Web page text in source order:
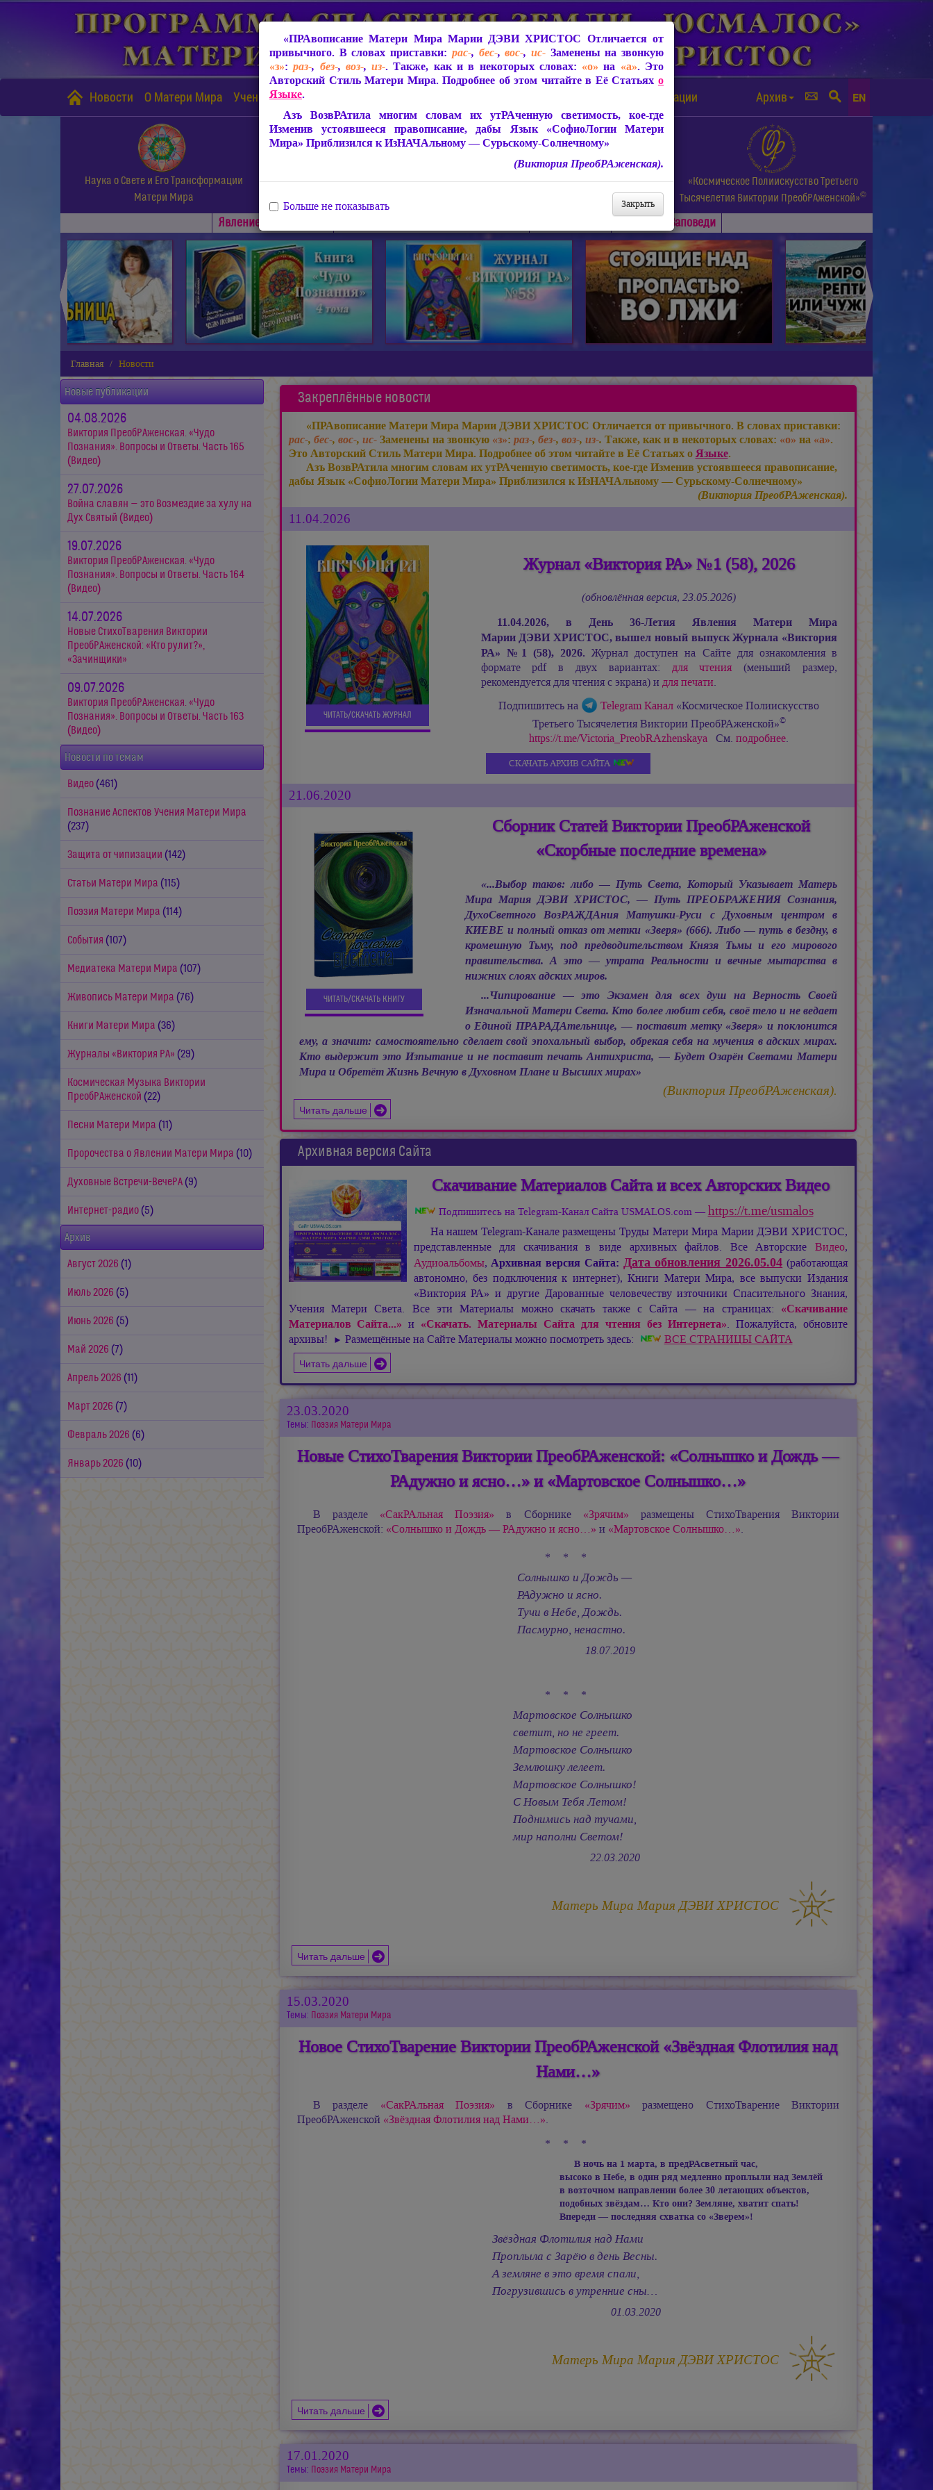
Новости О Матери Мира Учение Матери Мира Защита от чипизации Архив EN
Наука о Свете и Его Трансформации
Матери Мира
СофиоЛогия Матери Мира
Живое Слово Матери Мира.
Статьи, Книги, Видео, Аудио и др.
«Космическое Полиискусство Третьего
Тысячелетия Виктории ПреобРАженской»©
Явлениe Матери Мира Заповеди
◄ ►
Главная Новости
Новые публикации
04.08.2026
Виктория ПреобРАженская. «Чудо
Познания». Вопросы и Ответы. Часть 165
(Видео)
27.07.2026
Война славян — это Возмездие за хулу на
Дух Святый (Видео)
19.07.2026
Виктория ПреобРАженская. «Чудо
Познания». Вопросы и Ответы. Часть 164
(Видео)
14.07.2026
Новые СтихоТварения Виктории
ПреобРАженской: «Кто рулит?»,
«Зачинщики»
09.07.2026
Виктория ПреобРАженская. «Чудо
Познания». Вопросы и Ответы. Часть 163
(Видео)
Новости по темам
Видео (461)
Познание Аспектов Учения Матери Мира
(237)
Защита от чипизации (142)
Статьи Матери Мира (115)
Поэзия Матери Мира (114)
События (107)
Медиатека Матери Мира (107)
Живопись Матери Мира (76)
Книги Матери Мира (36)
Журналы «Виктория РА» (29)
Космическая Музыка Виктории
ПреобРАженской (22)
Песни Матери Мира (11)
Пророчества о Явлении Матери Мира (10)
Духовные Встречи-ВечеРА (9)
Интернет-радио (5)
Архив
Август 2026 (1)
Июль 2026 (5)
Июнь 2026 (5)
Май 2026 (7)
Апрель 2026 (11)
Март 2026 (7)
Февраль 2026 (6)
Январь 2026 (10)
Закреплённые новости
«ПРАвописание Матери МираМарии ДЭВИ ХРИСТОС Отличается от привычного. В словах приставки:
рас-, бес-, вос-, ис-Заменены на звонкую «з»: раз-, без-, воз-, из-. Также, как и в некоторых словах: «о» на «а».
Это Авторский Стиль Матери Мира. Подробнее об этом читайте в Её Статьях оЯзыке.
Азъ ВозвРАтила многим словам их утРАченную светимость, кое-где Изменив устоявшееся правописание,
дабы Язык «СофиоЛогии Матери Мира» Приблизился к ИзНАЧАльному — Сурьскому-Солнечному»
(Виктория ПреобРАженская).
11.04.2026
ЧИТАТЬ/СКАЧАТЬ ЖУРНАЛ
Журнал «Виктория РА» №1 (58), 2026
(обновлённая версия, 23.05.2026)
11.04.2026, в День 36-Летия Явления Матери Мира
Марии ДЭВИ ХРИСТОС,вышел новый выпуск Журнала «Виктория
РА» № 1 (58), 2026. Журнал доступен на Сайте для ознакомления в
формате pdf в двух вариантах: для чтения (меньший размер,
рекомендуется для чтения с экрана) и для печати.
Подпишитесь на
Telegram Канал «Космическое Полиискусство
Третьего Тысячелетия Виктории ПреобРАженской»©
https://t.me/Victoria_PreobRAzhenskaya См.подробнее.
СКАЧАТЬ АРХИВ САЙТА
21.06.2020
ЧИТАТЬ/СКАЧАТЬ КНИГУ
Сборник Статей Виктории ПреобРАженской
«Скорбные последние времена»
«...Выбор таков: либо — Путь Света, Который Указывает Матерь
Мира Мария ДЭВИ ХРИСТОС, —Путь ПРЕОБРАЖЕНИЯ Сознания,
ДухоСветного ВозРАЖДАния Матушки-Руси с Духовным центром в
КИЕВЕ и полный отказ от метки «Зверя» (666). Либо — путь в бездну, в
кромешную Тьму, под предводительством Князя Тьмы и его мирового
правительства. А это — утрата Реальности и вечные мытарства в
нижних слоях адских миров.
...Чипирование — это Экзамен для всех душ на Верность Своей
Изначальной Матери Света. Кто более любит себя, своё тело и не ведает
о Единой ПРАРАДАтельнице, — поставит метку «Зверя» и поклонится
ему, а значит: самостоятельно сделает свой эпохальный выбор, обрекая себя на мучения в адских мирах.
Кто выдержит это Изпытание и не поставит печать Антихриста, — Будет Озарён Светами Матери
Мира и Обретёт Жизнь Вечную в Духовном Плане и Высших мирах»
(Виктория ПреобРАженская).
Читать дальше
Архивная версия Сайта
Скачивание Материалов Сайта и всех Авторских Видео
Подпишитесь на Telegram-Канал Сайта USMALOS.com — https://t.me/usmalos
На нашем Telegram-Канале размещены Труды Матери Мира Марии ДЭВИ ХРИСТОС,
представленные для скачивания в виде архивных файлов. Все Авторские Видео,
Аудиоальбомы,Архивная версия Сайта: Дата обновления 2026.05.04 (работающая
автономно, без подключения к интернет), Книги Матери Мира, все выпуски Издания
«Виктория РА» и другие Дарованные человечеству източники Спасительного Знания,
Учения Матери Света. Все эти Материалы можно скачать также с Сайта — на страницах: «Скачивание
Материалов Сайта...» и «Скачать. Материалы Сайта для чтения без Интернета». Пожалуйста, обновите
архивы!
► Размещённые на Сайте Материалы можно посмотреть здесь:
ВСЕ СТРАНИЦЫ САЙТА
Читать дальше
23.03.2020
Темы: Поэзия Матери Мира
Новые СтихоТварения Виктории ПреобРАженской: «Солнышко и Дождь —
РАдужно и ясно…» и «Мартовское Солнышко…»
В разделе «СакРАльная Поэзия» в Сборнике «Зрячим» размещены СтихоТварения Виктории
ПреобРАженской: «Солнышко и Дождь — РАдужно и ясно…» и «Мартовское Солнышко…».
* * *
Солнышко и Дождь —
РАдужно и ясно.
Тучи в Небе, Дождь.
Пасмурно, ненастно.
18.07.2019
* * *
Мартовское Солнышко
светит, но не греет.
Мартовское Солнышко
Землюшку лелеет.
Мартовское Солнышко!
С Новым Тебя Летом!
Поднимись над тучами,
мир наполни Светом!
22.03.2020
Матерь Мира Мария ДЭВИ ХРИСТОС
Читать дальше
15.03.2020
Темы: Поэзия Матери Мира
Новое СтихоТварение Виктории ПреобРАженской «Звёздная Флотилия над
Нами…»
В разделе «СакРАльная Поэзия» в Сборнике «Зрячим» размещено СтихоТварение Виктории
ПреобРАженской «Звёздная Флотилия над Нами…».
* * *
В ночь на 1 марта, в предРАсветный час,
высоко в Небе, в один ряд медленно проплыли над Землёй
в возточном направлении более 30 летающих объектов,
подобных звёздам… Кто они? Земляне, хватит спать!
Впереди — последняя схватка со «Зверем»!
Звёздная Флотилия над Нами
Проплыла с Зарёю в день Весны.
А земляне в это время спали,
Погрузившись в утренние сны…
01.03.2020
Матерь Мира Мария ДЭВИ ХРИСТОС
Читать дальше
17.01.2020
Темы: Поэзия Матери Мира
«ПРАвописание Матери Мира Марии ДЭВИ ХРИСТОС Отличается от
привычного. В словах приставки: рас-, бес-,вос-, ис-Заменены на звонкую
«з»:раз-, без-, воз-,из-. Также, как и в некоторых словах: «о» на «а». Это
Авторский Стиль Матери Мира. Подробнее об этом читайте в Её Статьях о
Языке.
Азъ ВозвРАтила многим словам их утРАченную светимость, кое-где
Изменив устоявшееся правописание, дабы Язык «СофиоЛогии Матери
Мира» Приблизился к ИзНАЧАльному — Сурьскому-Солнечному»
(Виктория ПреобРАженская).
Закрыть
Больше не показывать